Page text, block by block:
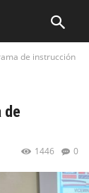
de instrucción
de
0
1446